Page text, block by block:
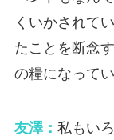
くいかされて
たことを断念
の糧になって
友澤： 私もい